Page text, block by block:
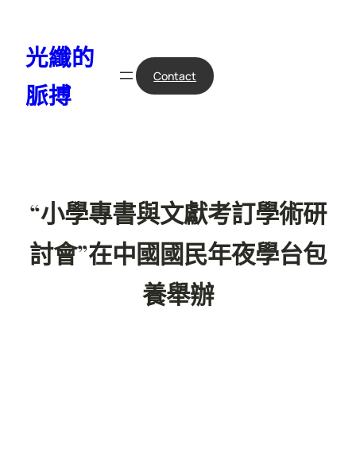
光纖的
脈搏
Contact
“小學專書與文獻考訂學術研
討會”在中國國民年夜學台包
養舉辦